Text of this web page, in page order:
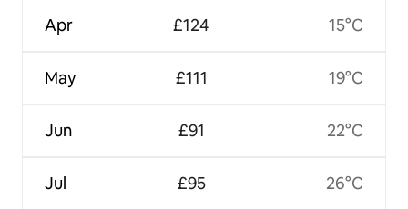
Apr
May
Jun
Jul
£124
£111
£91
£95
15°C
19°C
22°C
26°C